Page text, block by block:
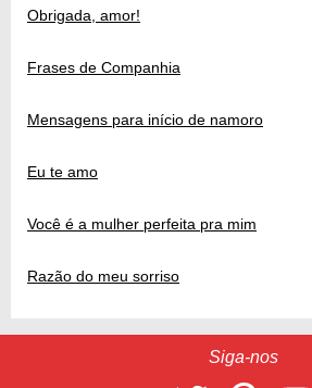
Obrigada, amor!
Frases de Companhia
Mensagens para início de namoro
Eu te amo
Você é a mulher perfeita pra mim
Razão do meu sorriso
Siga-nos